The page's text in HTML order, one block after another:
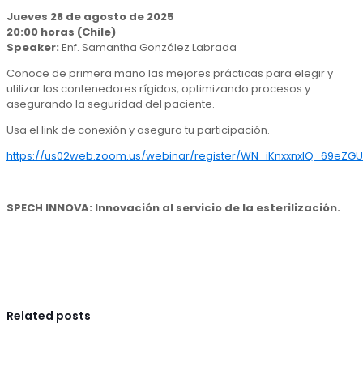
Jueves 28 de agosto de 2025
20:00 horas (Chile)
Speaker: Enf. Samantha González Labrada
Conoce de primera mano las mejores prácticas para elegir y
utilizar los contenedores rígidos, optimizando procesos y
asegurando la seguridad del paciente.
Usa el link de conexión y asegura tu participación.
https://us02web.zoom.us/webinar/register/
SPECH INNOVA: Innovación al servicio de la esterilización.
Related posts